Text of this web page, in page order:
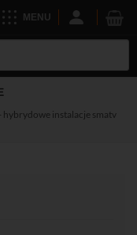
MENU
hybrydowe instalacje smatv